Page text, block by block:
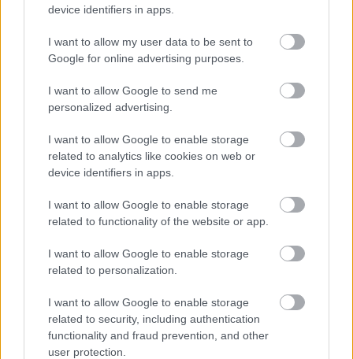
device identifiers in apps.
I want to allow my user data to be sent to
Google for online advertising purposes.
I want to allow Google to send me
personalized advertising.
I want to allow Google to enable storage
related to analytics like cookies on web or
device identifiers in apps.
I want to allow Google to enable storage
related to functionality of the website or app.
I want to allow Google to enable storage
related to personalization.
I want to allow Google to enable storage
related to security, including authentication
functionality and fraud prevention, and other
user protection.
New Years Eve / Szilveszter éjjel
Hugo Cabret / A leleményes Hugo
Battleship / Csatahajó
The Hobbit: An Unexpected Journey / A Hobbit: Egy
váratlan utazás
Barátság extrákkal - A
történetről...
Egy rámenős fejvadász (Mila Kunis) megtalálja